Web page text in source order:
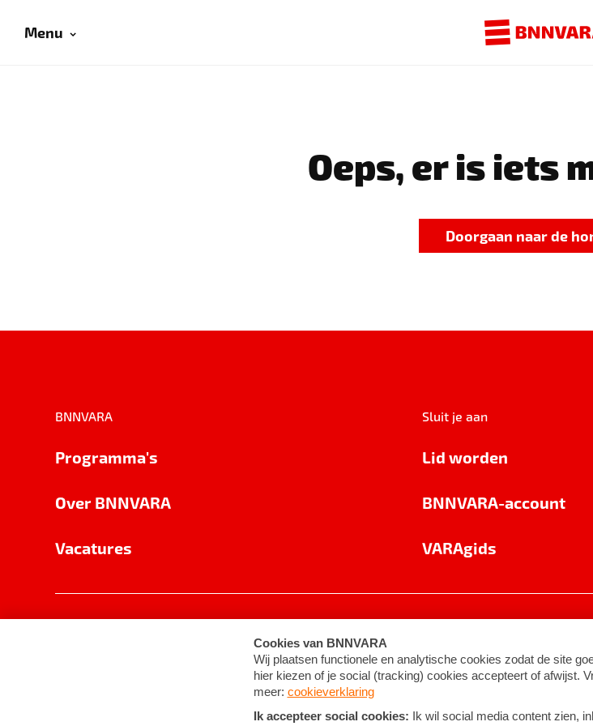
Menu
Oeps, er is iets
Doorgaan naar de
BNNVARA
Programma's
Over BNNVARA
Vacatures
Sluit je aan
Lid worden
BNNVARA-account
VARAgids
Cookie-instellingen Algemene voorwaarden ©2026BNNVARA